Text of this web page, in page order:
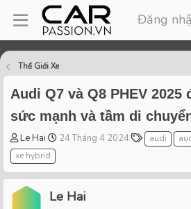
Đăng
Thế Giới Xe
Audi Q7 và Q8 PHEV
sức mạnh và tầm di
T
h
r
e
a
Le Hai
S
r
t
24 Tháng 4 2024
T
a
s
audi
xe hybrid
Le Hai